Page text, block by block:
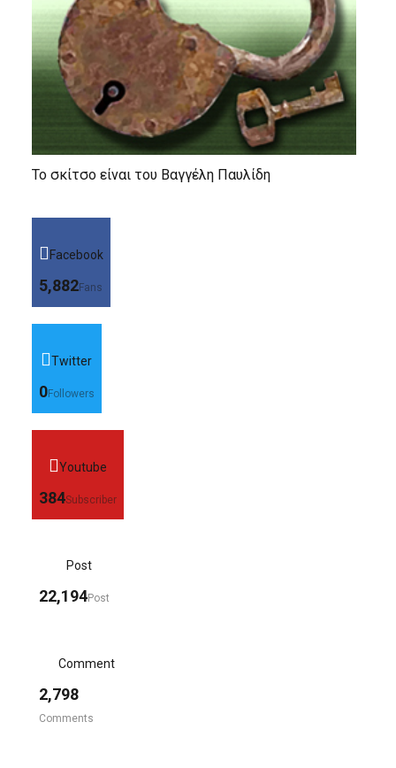
Το σκίτσο είναι του Βαγγέλη Παυλίδη
Facebook
5,882Fans
Twitter
0Followers
Youtube
384Subscriber
Post
22,194Post
Comment
2,798
Comments